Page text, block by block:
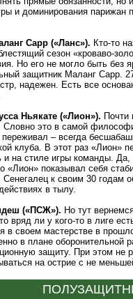
и доминирования парижан
Сарр («Ланс»). Кто-то
сезон «кроваво-
Но его не могло быть без
защитник Маланг Сарр.
надежен. Есть все
Ньякате («Лион»). Почти
Словно это в самой
– всегда
клуба. В этот раз
и на стиле игры команды.
«Лион» показывал себя
к своим 30 годам
в тылу.
(«ПСЖ»). Но тут
вряд ли у кого-то в лиге
в своем мастерстве в
в плане оборонительной
защиту. При этом не
на острие с не